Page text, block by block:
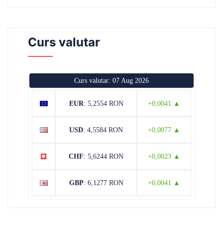
Curs valutar
Curs valutar: 07 Aug 2026
EUR: 5,2554 RON +0,0041 ▲
USD: 4,5584 RON +0,0077 ▲
CHF: 5,6244 RON +0,0023 ▲
GBP: 6,1277 RON +0,0041 ▲